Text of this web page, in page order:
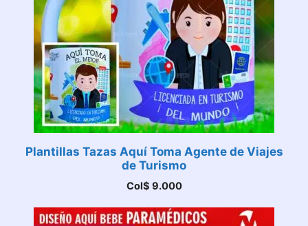
Plantillas Tazas Aquí Toma Agente de Viajes
de Turismo
Col$ 9.000